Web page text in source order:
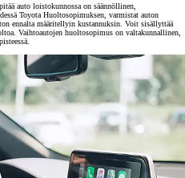
auto loistokunnossa on säännöllinen,
Toyota Huoltosopimuksen, varmistat auton
ennalta määritellyin kustannuksin. Voit sisällyttää
Vaihtoautojen huoltosopimus on valtakunnallinen,